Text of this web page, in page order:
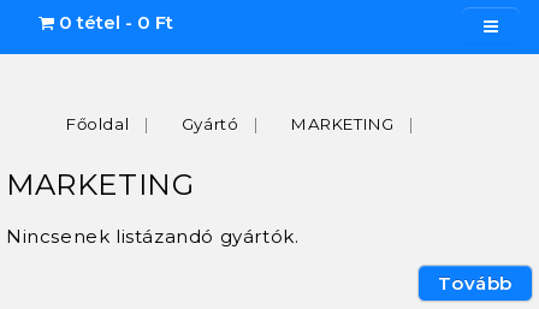
0 tétel - 0 Ft
Főoldal Gyártó MARKETING
MARKETING
Nincsenek listázandó gyártók.
Tovább